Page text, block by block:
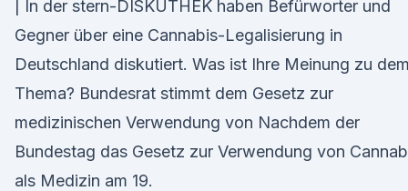
| In der stern-DISKUTHEK haben Befürworter und
Gegner über eine Cannabis-Legalisierung in
Deutschland diskutiert. Was ist Ihre Meinung zu
Thema? Bundesrat stimmt dem Gesetz zur
medizinischen Verwendung von Nachdem der
Bundestag das Gesetz zur Verwendung von
als Medizin am 19.